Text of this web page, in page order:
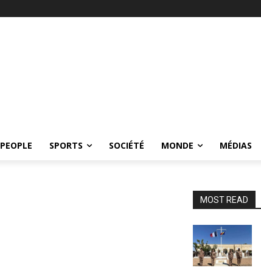
PEOPLE SPORTS SOCIÉTÉ MONDE MÉDIAS
MOST READ